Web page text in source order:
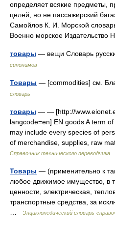
определяет всякие предметы,
целей, но не пассажирский
Самойлов К. И. Морской
Военно морское
товары — вещи Словарь
синонимов
Товары — [commodities] см.
словарь
товары — — [http://
langcode=en] EN goods A term
may include every species of
of merchandise, supplies, raw
Справочник технического переводчика
Товары — (применительно к
любое движимое имущество, в
ценности, электрическая,
транспортные средства, за
Энциклопедический словарь-